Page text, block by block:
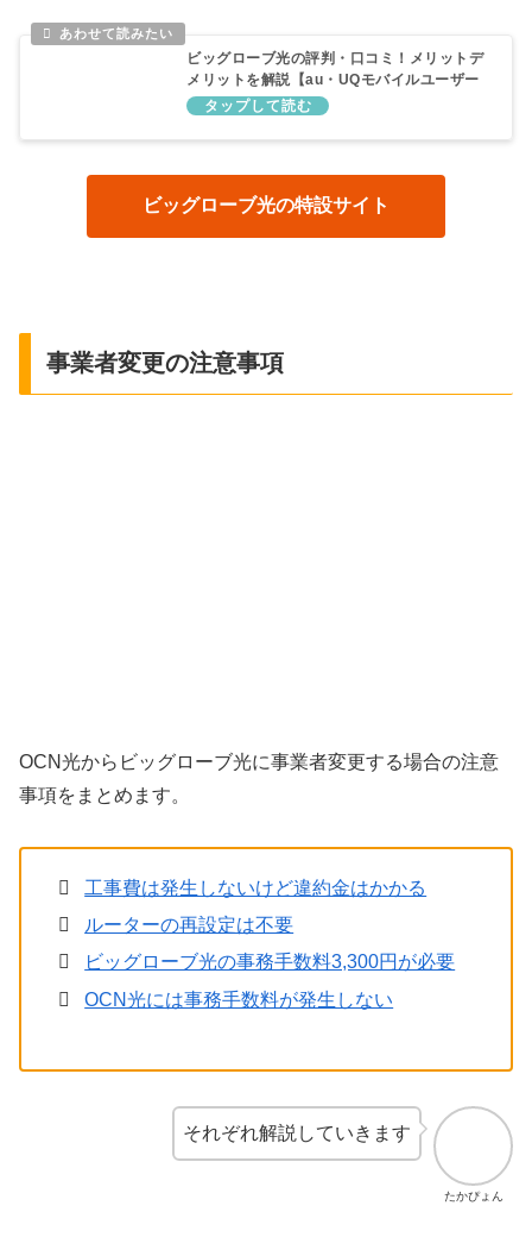
ビッグローブ光の評判・口コミ！メリットデ
メリットを解説【au・UQモバイルユーザー
におすすめ】
ビッグローブ光の特設サイト
事業者変更の注意事項
OCN光からビッグローブ光に事業者変更する場合の注意
事項をまとめます。
工事費は発生しないけど違約金はかかる
ルーターの再設定は不要
ビッグローブ光の事務手数料3,300円が必要
OCN光には事務手数料が発生しない
たかぴょん
それぞれ解説していきます